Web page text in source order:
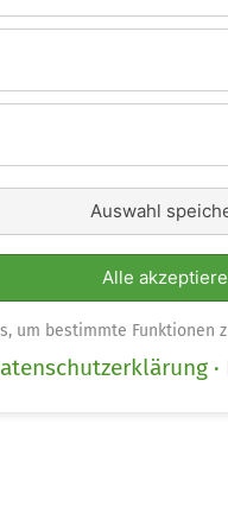
Auswahl
Alle
um bestimmte Funktionen